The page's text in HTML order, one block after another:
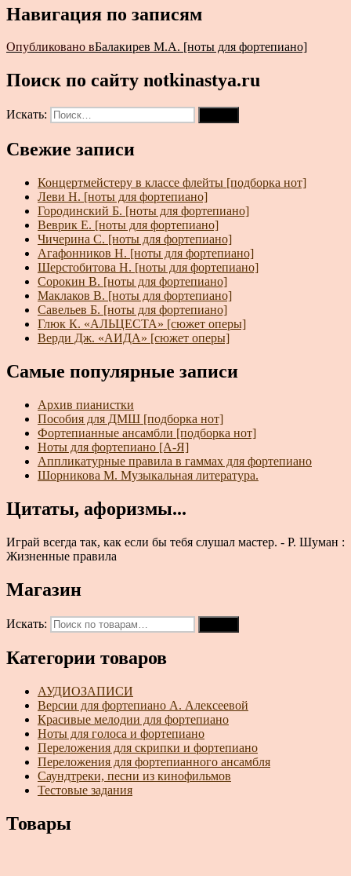
Навигация по записям
Опубликовано вБалакирев М.А. [ноты для фортепиано]
Поиск по сайту notkinastya.ru
Искать:
Свежие записи
Концертмейстеру в классе флейты [подборка нот]
Леви Н. [ноты для фортепиано]
Городинский Б. [ноты для фортепиано]
Веврик Е. [ноты для фортепиано]
Чичерина С. [ноты для фортепиано]
Агафонников Н. [ноты для фортепиано]
Шерстобитова Н. [ноты для фортепиано]
Сорокин В. [ноты для фортепиано]
Маклаков В. [ноты для фортепиано]
Савельев Б. [ноты для фортепиано]
Глюк К. «АЛЬЦЕСТА» [сюжет оперы]
Верди Дж. «АИДА» [сюжет оперы]
Самые популярные записи
Архив пианистки
Пособия для ДМШ [подборка нот]
Фортепианные ансамбли [подборка нот]
Ноты для фортепиано [А-Я]
Аппликатурные правила в гаммах для фортепиано
Шорникова М. Музыкальная литература.
Цитаты, афоризмы...
Играй всегда так, как если бы тебя слушал мастер. - Р. Шуман :
Жизненные правила
Магазин
Искать:
Категории товаров
АУДИОЗАПИСИ
Версии для фортепиано А. Алексеевой
Красивые мелодии для фортепиано
Ноты для голоса и фортепиано
Переложения для скрипки и фортепиано
Переложения для фортепианного ансамбля
Саундтреки, песни из кинофильмов
Тестовые задания
Товары